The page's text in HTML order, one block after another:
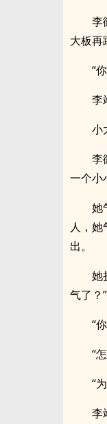
李
大板再
“
李
小
李
一个小
她
人，
出。
她
气了？”
“
“
“
李